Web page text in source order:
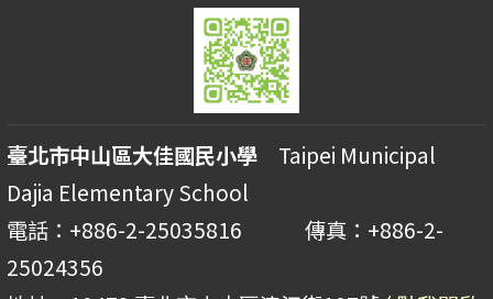
臺北市中山區大佳國民小學 Taipei Municipal
Dajia Elementary School
電話：+886-2-25035816 傳真：+886-2-
25024356